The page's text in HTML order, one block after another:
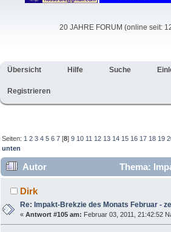
20 JAHRE FORUM (online seit:
Übersicht Hilfe Suche
Registrieren
Seiten: 1 2 3 4 5 6 7 [8]9 10 11 12 13 14 15 16 17 18 19
unten
Autor
Thema:
Monats Februar - zeigt eure
mal)
Dirk
Re: Impakt-Brekzie des Monats Februar -
«Antwort #105 am: Februar 03, 2011, 21:42:52